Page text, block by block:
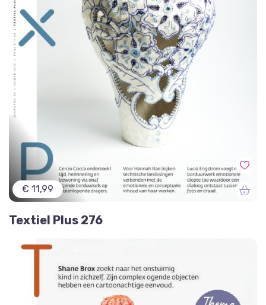
€ 11,99
Textiel Plus 276